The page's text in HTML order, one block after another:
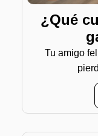
¿Qué
Tu amigo